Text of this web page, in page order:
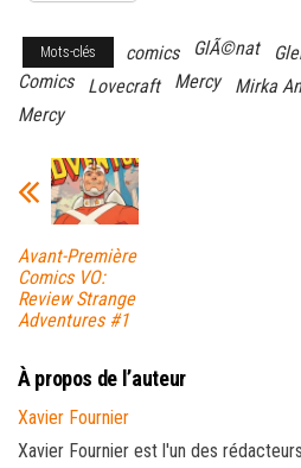
Mots-clés comics GlÃ©nat
Comics
Lovecraft Mercy Mirka
Mercy
Avant-Première
Comics VO:
Review Strange
Adventures #1
À propos de l’auteur
Xavier Fournier
Xavier Fournier est l'un des